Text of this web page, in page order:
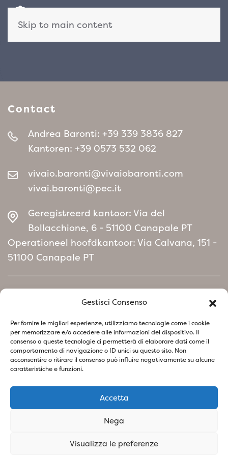
Gestisci Consenso
Per fornire le migliori esperienze, utilizziamo tecnologie come i cookie
per memorizzare e/o accedere alle informazioni del dispositivo. Il
consenso a queste tecnologie ci permetterà di elaborare dati come il
comportamento di navigazione o ID unici su questo sito. Non
acconsentire o ritirare il consenso può influire negativamente su alcune
caratteristiche e funzioni.
Accetta
Nega
Visualizza le preferenze
Skip to main content
Contact
Andrea Baronti: +39 339 3836 827
Kantoren: +39 0573 532 062
vivaio.baronti@vivaiobaronti.com
vivai.baronti@pec.it
Geregistreerd kantoor: Via del
Bollacchione, 6 - 51100 Canapale PT
Operationeel hoofdkantoor: Via Calvana, 151 -
51100 Canapale PT
Home
Volg ons op sociale netwerken
STEFANO E FIGLIO S.S - P.IVA01741260473